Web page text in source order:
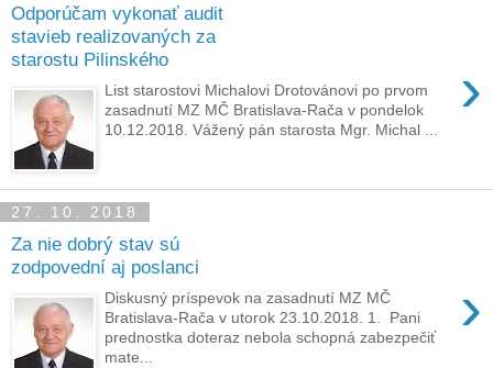
Odporúčam vykonať audit
stavieb realizovaných za
starostu Pilinského
›
List starostovi Michalovi Drotovánovi po prvom
zasadnutí MZ MČ Bratislava-Rača v pondelok
10.12.2018. Vážený pán starosta Mgr. Michal ...
27. 10. 2018
Za nie dobrý stav sú
zodpovední aj poslanci
›
Diskusný príspevok na zasadnutí MZ MČ
Bratislava-Rača v utorok 23.10.2018. 1. Pani
prednostka doteraz nebola schopná zabezpečiť
mate...